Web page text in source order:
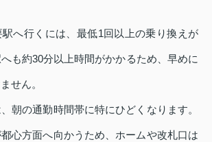
へ行くには、最低1回以上の乗り換えが
も約30分以上時間がかかるため、早めに
せん。
朝の通勤時間帯に特にひどくなります。
心方面へ向かうため、ホームや改札口は